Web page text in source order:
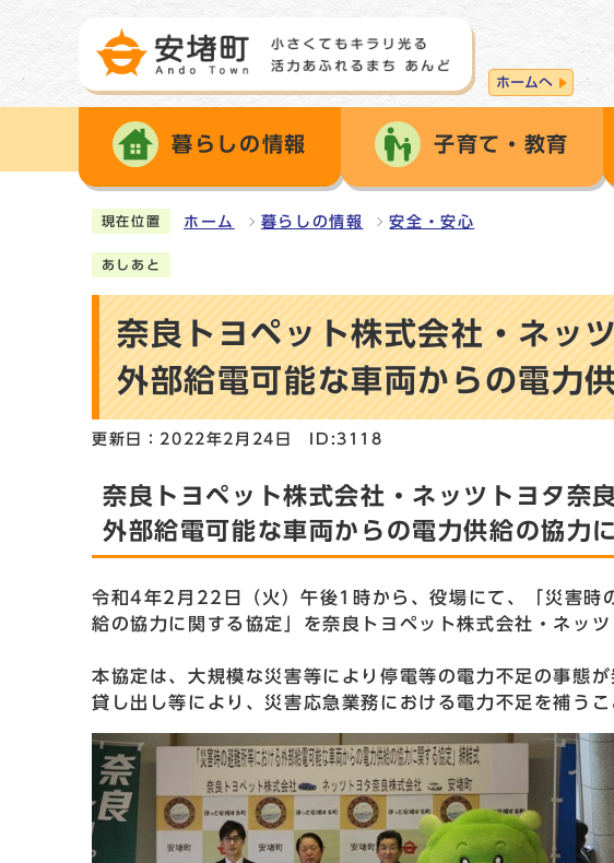
ホームへ
暮らしの情報 子育て・教育
現在位置 ホーム 暮らしの情報 安全・安心
あしあと
奈良トヨペット株式会社・ネッ
外部給電可能な車両からの電力
更新日：2022年2月24日 ID:3118
奈良トヨペット株式会社・ネッツトヨタ奈
外部給電可能な車両からの電力供給の協力
令和4年2月22日（火）午後1時から、役場にて、「災害時
給の協力に関する協定」を奈良トヨペット株式会社・ネッ
本協定は、大規模な災害等により停電等の電力不足の事態
貸し出し等により、災害応急業務における電力不足を補う